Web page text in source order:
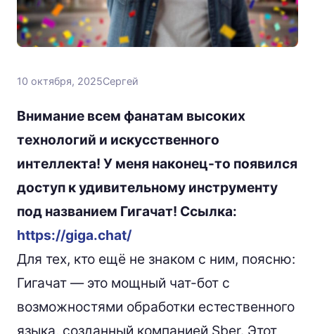
10 октября, 2025Сергей
Внимание всем фанатам высоких
технологий и искусственного
интеллекта! У меня наконец-то появился
доступ к удивительному инструменту
под названием Гигачат! Ссылка:
https://giga.chat/
Для тех, кто ещё не знаком с ним, поясню:
Гигачат — это мощный чат-бот с
возможностями обработки естественного
языка, созданный компанией Sber. Этот